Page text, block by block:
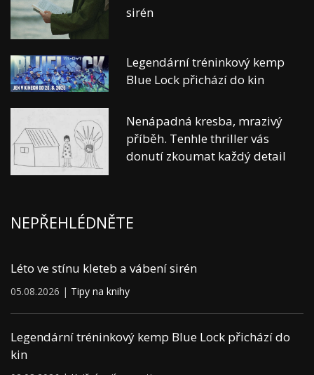
sirén
Legendární tréninkový kemp
Blue Lock přichází do kin
Nenápadná kresba, mrazivý
příběh. Tenhle thriller vás
donutí zkoumat každý detail
NEPŘEHLÉDNĚTE
Léto ve stínu kleteb a vábení sirén
05.08.2026 | Tipy na knihy
Legendární tréninkový kemp Blue Lock přichází do
kin